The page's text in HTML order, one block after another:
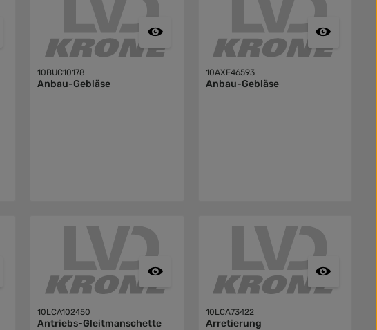
10BUC10178
Anbau-Gebläse
10AXE46593
Anbau-Gebläse
10LCA102450
Antriebs-Gleitmanschette
10LCA73422
Arretierung